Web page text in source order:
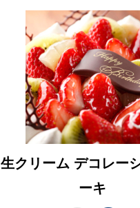
生クリーム デコレー
ーキ